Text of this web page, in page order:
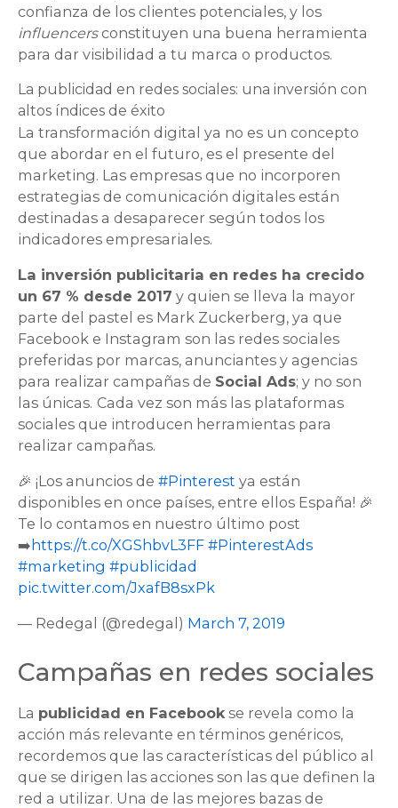
confianza de los clientes potenciales, y los
influencersconstituyen una buena herramienta
para dar visibilidad a tu marca o productos.
La publicidad en redes sociales: una inversión con
altos índices de éxito
La transformación digital ya no es un concepto
que abordar en el futuro, es el presente del
marketing. Las empresas que no incorporen
estrategias de comunicación digitales están
destinadas a desaparecer según todos los
indicadores empresariales.
La inversión publicitaria en redes ha crecido
un 67 % desde 2017 y quien se lleva la mayor
parte del pastel es Mark Zuckerberg, ya que
Facebook e Instagram son las redes sociales
preferidas por marcas, anunciantes y agencias
para realizar campañas de Social Ads; y no son
las únicas. Cada vez son más las plataformas
sociales que introducen herramientas para
realizar campañas.
🎉 ¡Los anuncios de #Pinterest ya están
disponibles en once países, entre ellos España! 🎉
Te lo contamos en nuestro último post
➡️https://t.co/XGShbvL3FF #PinterestAds
#marketing #publicidad
pic.twitter.com/JxafB8sxPk
— Redegal (@redegal) March 7, 2019
Campañas en redes sociales
La publicidad en Facebook se revela como la
acción más relevante en términos genéricos,
recordemos que las características del público al
que se dirigen las acciones son las que definen la
red a utilizar. Una de las mejores bazas de